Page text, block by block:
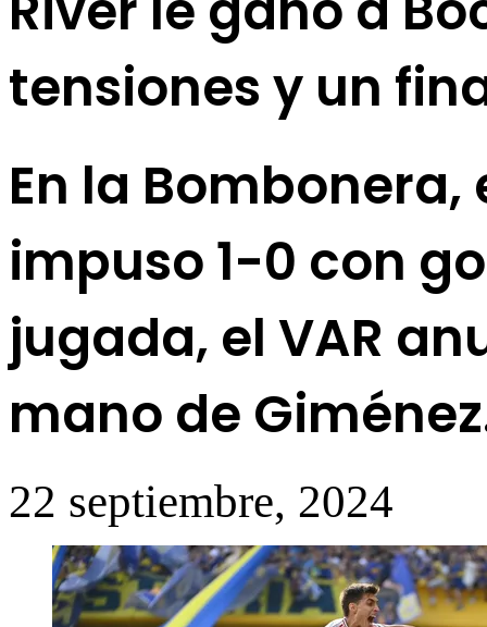
tensiones y un
En la
impuso 1-0 con
jugada, el VAR
mano de
22 septiembre, 2024